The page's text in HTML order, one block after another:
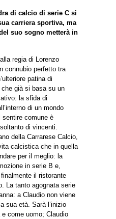
di calcio di serie C si
carriera sportiva, ma
suo sogno metterà in
regia di Lorenzo
connubio perfetto tra
patina di
già si basa su un
la sfida di
di un mondo
sentire comune è
di vincenti.
della Carrarese Calcio,
calcistica che in quella
per il meglio: la
in serie B e,
il ristorante
La tanto agognata serie
a Claudio non viene
sua età. Sarà l’inizio
come uomo; Claudio